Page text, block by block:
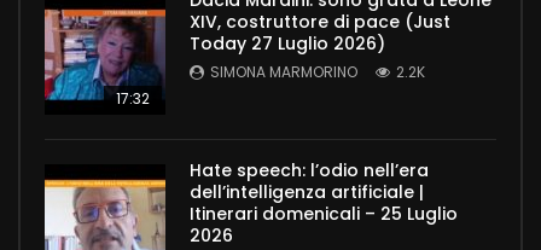
17:32
XIV, costruttore di pace (Just
Today 27 Luglio 2026)
SIMONA MARMORINO 2.2K
Hate speech: l’odio nell’era
dell’intelligenza artificiale |
Itinerari domenicali – 25 Luglio
2026